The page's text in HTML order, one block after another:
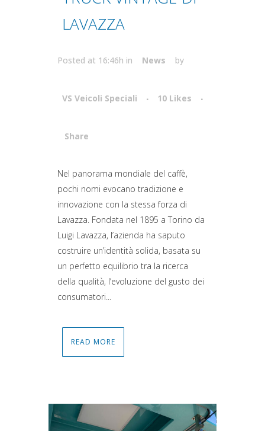
LAVAZZA
Posted at 16:46h in News by
VS Veicoli Speciali 10 Likes
Share
Attiva comando
Nel panorama mondiale del caffè,
pochi nomi evocano tradizione e
innovazione con la stessa forza di
Lavazza. Fondata nel 1895 a Torino da
Luigi Lavazza, l’azienda ha saputo
costruire un’identità solida, basata su
un perfetto equilibrio tra la ricerca
della qualità, l’evoluzione del gusto dei
consumatori...
READ MORE